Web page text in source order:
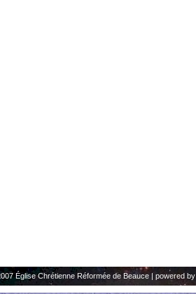
Église Chrétienne Réformée de Beauce | powered by